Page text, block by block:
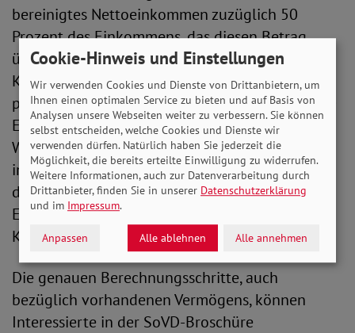
bereinigtes Nettoeinkommen zuzüglich 50
Prozent des Einkommens, das diesen Betrag
übersteigt, zu. Sofern das unterhaltspflichtige
Kind verheiratet ist, bleibt den Eheleuten
pauschal derzeit 3.240 Euro (1.800 Euro + 1.440
Euro) als Selbstbehalt. Eine Pauschale für
Warmmiete ist in den Berechnungen schon
inbegriffen. Wenn Kinder vorhanden sind, zieht
das Sozialamt bei der Ermittlung des
Elternunterhaltes die Unterhaltsansprüche der
Kinder ab.
Die genauen Berechnungsschritte, auch
bezüglich vorhandenen Vermögens, können
Interessierte in der SoVD-Broschüre
Cookie-Hinweis und Einstellungen
Wir verwenden Cookies und Dienste von Drittanbietern, um
Ihnen einen optimalen Service zu bieten und auf Basis von
Analysen unsere Webseiten weiter zu verbessern. Sie können
selbst entscheiden, welche Cookies und Dienste wir
verwenden dürfen. Natürlich haben Sie jederzeit die
Möglichkeit, die bereits erteilte Einwilligung zu widerrufen.
Weitere Informationen, auch zur Datenverarbeitung durch
Drittanbieter, finden Sie in unserer Datenschutzerklärung
und im Impressum.
Anpassen Alle ablehnen Alle annehmen